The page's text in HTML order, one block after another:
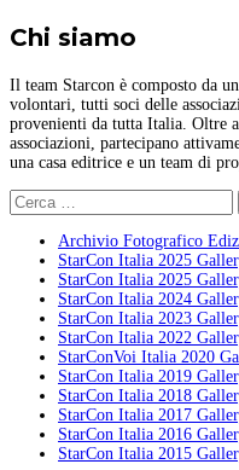
Chi siamo
Il team Starcon è composto da
volontari, tutti soci delle
provenienti da tutta Italia. Oltre
associazioni, partecipano
una casa editrice e un team di
Ricerca
per:
Archivio Fotografico
StarCon Italia 2025
StarCon Italia 2025
StarCon Italia 2024
StarCon Italia 2023
StarCon Italia 2022
StarConVoi Italia 2020
StarCon Italia 2019
StarCon Italia 2018
StarCon Italia 2017
StarCon Italia 2016
StarCon Italia 2015